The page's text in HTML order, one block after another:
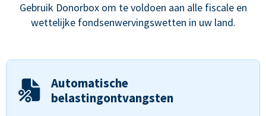
Gebruik Donorbox om te voldoen aan alle fiscale en
wettelijke fondsenwervingswetten in uw land.
Automatische
belastingontvangsten